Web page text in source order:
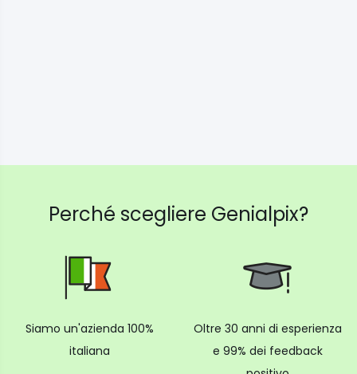
Perché scegliere Genialpix?
Siamo un'azienda 100%
italiana
Oltre 30 anni di esperienza
e 99% dei feedback